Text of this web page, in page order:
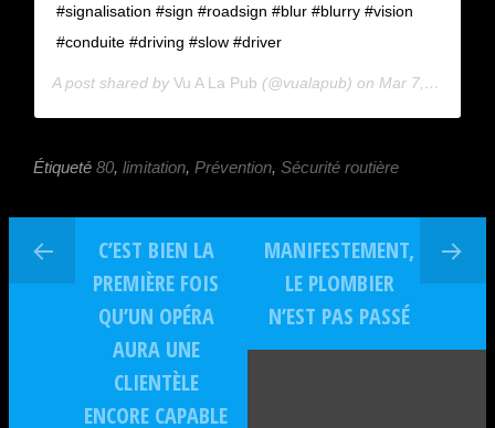
#signalisation #sign #roadsign #blur #blurry #vision
#conduite #driving #slow #driver
A post shared by Vu A La Pub (@vualapub) on Mar 7, 2018 at 4:45am PST
Étiqueté 80, limitation, Prévention, Sécurité routière
C’EST BIEN LA
PREMIÈRE FOIS
QU’UN OPÉRA
AURA UNE
CLIENTÈLE
ENCORE CAPABLE
MANIFESTEMENT,
LE PLOMBIER
N’EST PAS PASSÉ